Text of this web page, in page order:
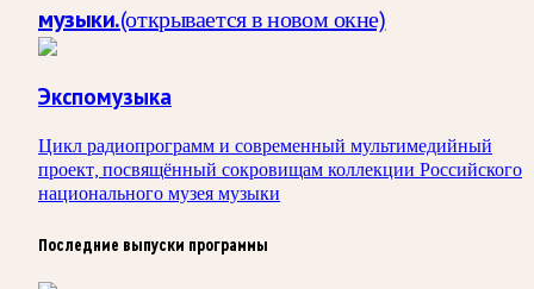
музыки.(открывается в новом окне)
Экспомузыка
Цикл радиопрограмм и современный мультимедийный
проект, посвящённый сокровищам коллекции Российского
национального музея музыки
Последние выпуски программы